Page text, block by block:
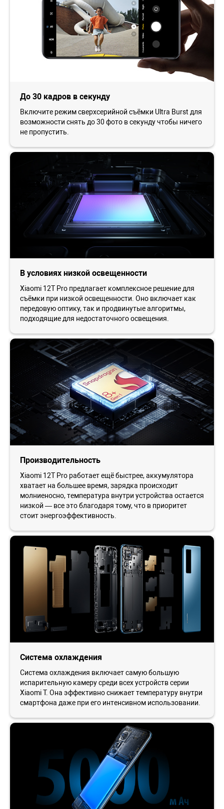
До 30 кадров в секунду
Включите режим сверхсерийной съёмки Ultra Burst для
возможности снять до 30 фото в секунду чтобы ничего
не пропустить.
В условиях низкой освещенности
Xiaomi 12T Pro предлагает комплексное решение для
съёмки при низкой освещенности. Оно включает как
передовую оптику, так и продвинутые алгоритмы,
подходящие для недостаточного освещения.
Производительность
Xiaomi 12T Pro работает ещё быстрее, аккумулятора
хватает на большее время, зарядка происходит
молниеносно, температура внутри устройства остается
низкой — все это благодаря тому, что в приоритет
стоит энергоэффективность.
Система охлаждения
Система охлаждения включает самую большую
испарительную камеру среди всех устройств серии
Xiaomi T. Она эффективно снижает температуру внутри
смартфона даже при его интенсивном использовании.